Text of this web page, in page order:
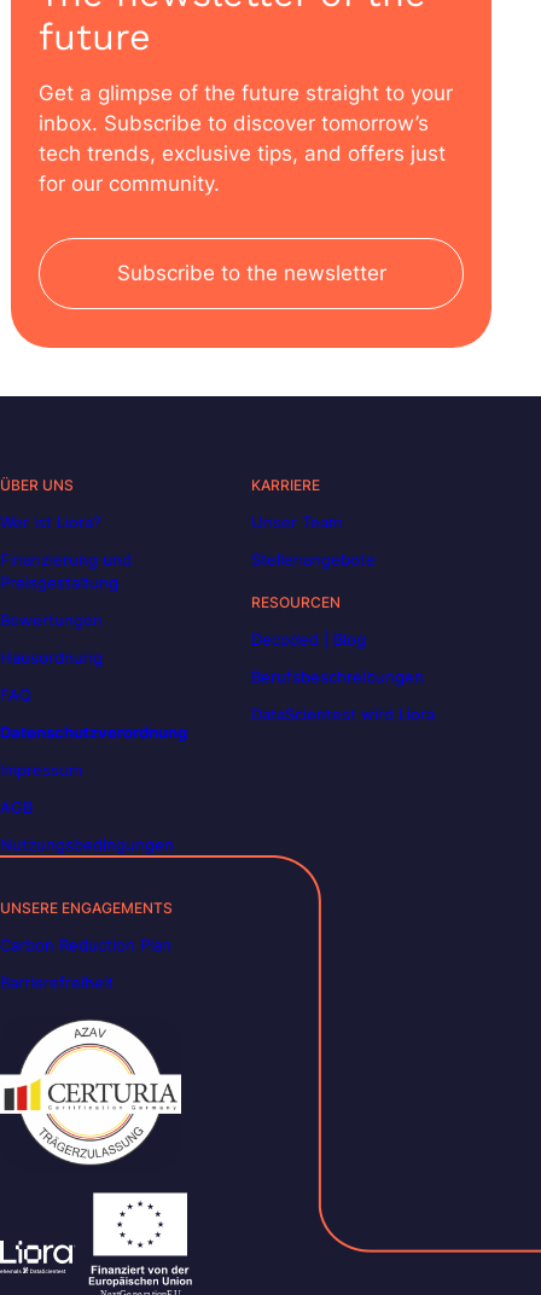
future
Get a glimpse of the future straight to your
inbox. Subscribe to discover tomorrow’s
tech trends, exclusive tips, and offers just
for our community.
Subscribe to the newsletter
ÜBER UNS
Wer ist Liora?
Finanzierung und
Preisgestaltung
Bewertungen
Hausordnung
FAQ
Datenschutzverordnung
Impressum
AGB
Nutzungsbedingungen
KARRIERE
Unser Team
Stellenangebote
RESOURCEN
Decoded | Blog
Berufsbeschreibungen
DataScientest wird Liora
UNSERE ENGAGEMENTS
Carbon Reduction Plan
Barrierefreiheit